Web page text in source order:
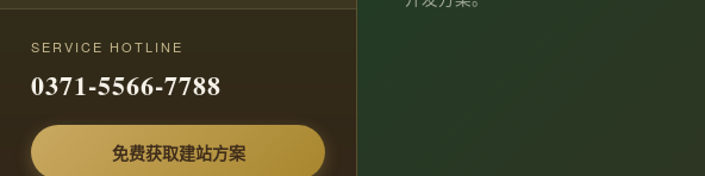
SERVICE HOTLINE
0371-5566-7788
免费获取建站方案